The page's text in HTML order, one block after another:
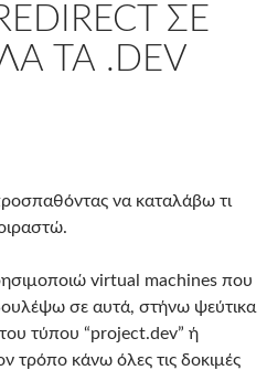
ΣΕ
ΤΑ .DEV
να καταλάβω τι
virtual machines που
σε αυτά, στήνω ψεύτικα
τύπου “project.dev” ή
τρόπο κάνω όλες τις δοκιμές